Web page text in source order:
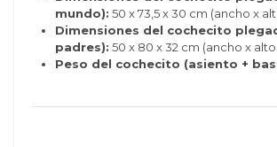
mundo): 50 x 73,5 x 30 cm (ancho x
Dimensiones del cochecito
padres): 50 x 80 x 32 cm (ancho x
Peso del cochecito (asiento +